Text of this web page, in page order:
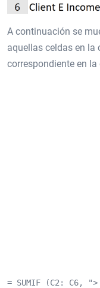
A continuación se
aquellas celdas en la
correspondiente en
= SUMIF (C2: C6,